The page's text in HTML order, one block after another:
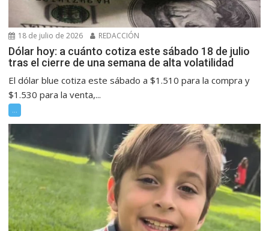
18 de julio de 2026 REDACCIÓN
Dólar hoy: a cuánto cotiza este sábado 18 de julio
tras el cierre de una semana de alta volatilidad
El dólar blue cotiza este sábado a $1.510 para la compra y
$1.530 para la venta,...
...